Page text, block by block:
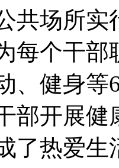
共场所实
每个干部
、健身
部开展健
了热爱